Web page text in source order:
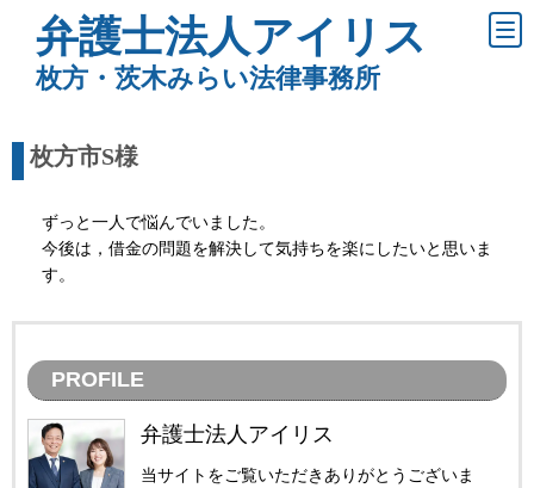
弁護士法人アイリス
枚方・茨木みらい法律事務所
枚方市S様
ずっと一人で悩んでいました。
今後は，借金の問題を解決して気持ちを楽にしたいと思いま
す。
PROFILE
弁護士法人アイリス
当サイトをご覧いただきありがとうございま